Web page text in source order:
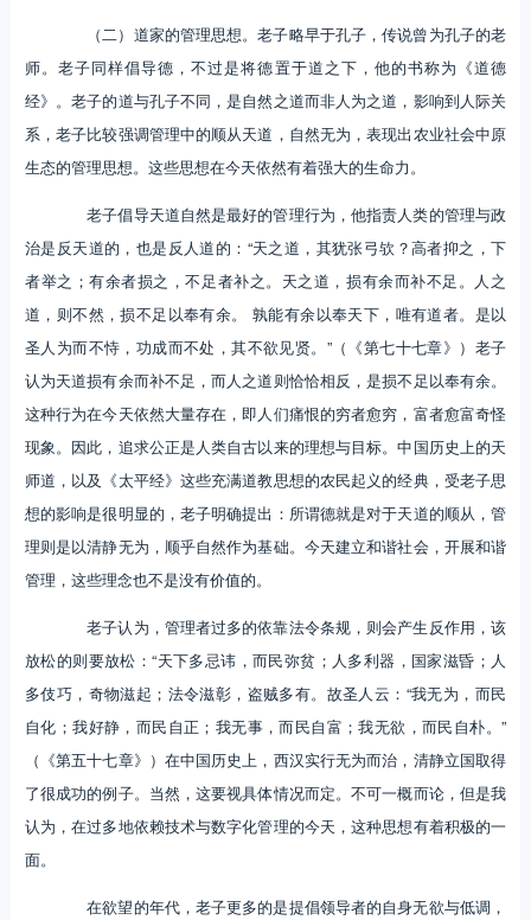
（二）道家的管理思想。老子略早于孔子，传说曾为孔子的老
师。老子同样倡导德，不过是将德置于道之下，他的书称为《道德
经》。老子的道与孔子不同，是自然之道而非人为之道，影响到人际关
系，老子比较强调管理中的顺从天道，自然无为，表现出农业社会中原
生态的管理思想。这些思想在今天依然有着强大的生命力。
老子倡导天道自然是最好的管理行为，他指责人类的管理与政
治是反天道的，也是反人道的：“天之道，其犹张弓欤？高者抑之，下
者举之；有余者损之，不足者补之。天之道，损有余而补不足。人之
道，则不然，损不足以奉有余。 孰能有余以奉天下，唯有道者。是以
圣人为而不恃，功成而不处，其不欲见贤。”（《第七十七章》）老子
认为天道损有余而补不足，而人之道则恰恰相反，是损不足以奉有余。
这种行为在今天依然大量存在，即人们痛恨的穷者愈穷，富者愈富奇怪
现象。因此，追求公正是人类自古以来的理想与目标。中国历史上的天
师道，以及《太平经》这些充满道教思想的农民起义的经典，受老子思
想的影响是很明显的，老子明确提出：所谓德就是对于天道的顺从，管
理则是以清静无为，顺乎自然作为基础。今天建立和谐社会，开展和谐
管理，这些理念也不是没有价值的。
老子认为，管理者过多的依靠法令条规，则会产生反作用，该
放松的则要放松：“天下多忌讳，而民弥贫；人多利器，国家滋昏；人
多伎巧，奇物滋起；法令滋彰，盗贼多有。故圣人云：“我无为，而民
自化；我好静，而民自正；我无事，而民自富；我无欲，而民自朴。”
（《第五十七章》）在中国历史上，西汉实行无为而治，清静立国取得
了很成功的例子。当然，这要视具体情况而定。不可一概而论，但是我
认为，在过多地依赖技术与数字化管理的今天，这种思想有着积极的一
面。
在欲望的年代，老子更多的是提倡领导者的自身无欲与低调，